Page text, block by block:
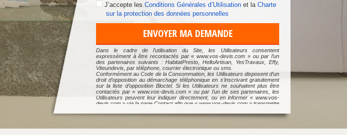
J’accepte les Conditions Générales d’Utilisation et la Charte
sur la protection des données personnelles
ENVOYER MA DEMANDE
Dans le cadre de l’utilisation du Site, les Utilisateurs consentent
expressément à être recontactés par « www.vos-devis.com » ou par l’un
des partenaires suivants : HabitatPresto, HelloArtisan, YesTravaux, Effy,
Viteundevis, par téléphone, courrier électronique ou sms.
Conformément au Code de la Consommation, les Utilisateurs disposent d’un
droit d’opposition au démarchage téléphonique en s’inscrivant gratuitement
sur la liste d’opposition Bloctel. Si les Utilisateurs ne souhaitent plus être
contactés par « www.vos-devis.com » ou par l’un de ses partenaires, les
Utilisateurs peuvent leur indiquer directement, ou en informer « www.vos-
devis.com » via la page Contact afin que « www.vos-devis.com » transmette
Pour connaître et exercer vos droits, notamment de retrait de consentement